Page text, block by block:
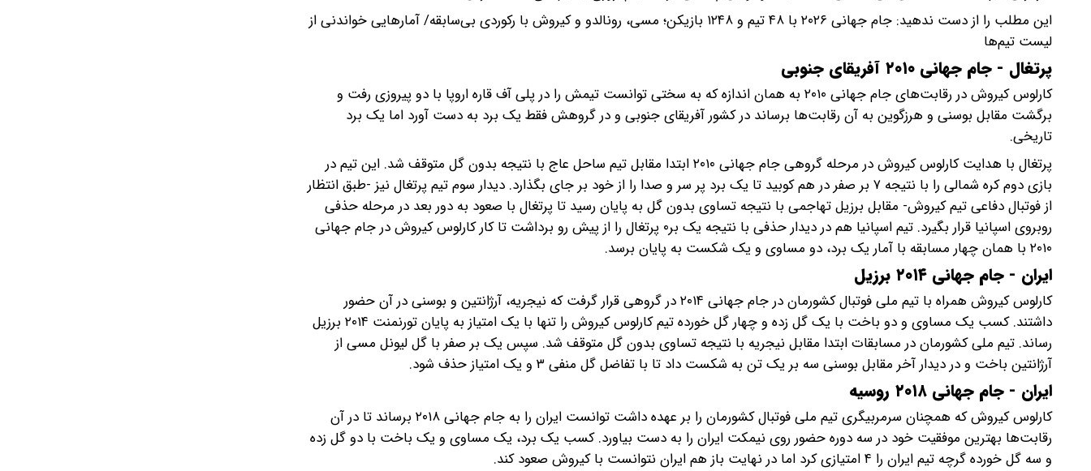
این مطلب را از دست ندهید: جام جهانی ۲۰۲۶ با ۴۸ تیم و ۱۲۴۸ بازیکن؛ مسی، رونالدو و کیروش با رکوردی بی‌سابقه/ آمارهایی خواندنی از
لیست تیم‌ها
پرتغال - جام جهانی ۲۰۱۰ آفریقای جنوبی
کارلوس کیروش در رقابت‌های جام جهانی ۲۰۱۰ به همان اندازه که به سختی توانست تیمش را در پلی آف قاره اروپا با دو پیروزی رفت و
برگشت مقابل بوسنی و هرزگوین به آن رقابت‌ها برساند در کشور آفریقای جنوبی و در گروهش فقط یک برد به دست آورد اما یک برد
تاریخی.
پرتغال با هدایت کارلوس کیروش در مرحله گروهی جام جهانی ۲۰۱۰ ابتدا مقابل تیم ساحل عاج با نتیجه بدون گل متوقف شد. این تیم در
بازی دوم کره شمالی را با نتیجه ۷ بر صفر در هم کوبید تا یک برد پر سر و صدا را از خود بر جای بگذارد. دیدار سوم تیم پرتغال نیز -طبق انتظار
از فوتبال دفاعی تیم کیروش- مقابل برزیل تهاجمی با نتیجه تساوی بدون گل به پایان رسید تا پرتغال با صعود به دور بعد در مرحله حذفی
روبروی اسپانیا قرار بگیرد. تیم اسپانیا هم در دیدار حذفی با نتیجه یک بر۰ پرتغال را از پیش رو برداشت تا کار کارلوس کیروش در جام جهانی
۲۰۱۰ با همان چهار مسابقه با آمار یک برد، دو مساوی و یک شکست به پایان برسد.
ایران - جام جهانی ۲۰۱۴ برزیل
کارلوس کیروش همراه با تیم ملی فوتبال کشورمان در جام جهانی ۲۰۱۴ در گروهی قرار گرفت که نیجریه، آرژانتین و بوسنی در آن حضور
داشتند. کسب یک مساوی و دو باخت با یک گل زده و چهار گل خورده تیم کارلوس کیروش را تنها با یک امتیاز به پایان تورنمنت ۲۰۱۴ برزیل
رساند. تیم ملی کشورمان در مسابقات ابتدا مقابل نیجریه با نتیجه تساوی بدون گل متوقف شد. سپس یک بر صفر با گل لیونل مسی از
آرژانتین باخت و در دیدار آخر مقابل بوسنی سه بر یک تن به شکست داد تا با تفاضل گل منفی ۳ و یک امتیاز حذف شود.
ایران - جام جهانی ۲۰۱۸ روسیه
کارلوس کیروش که همچنان سرمربیگری تیم ملی فوتبال کشورمان را بر عهده داشت توانست ایران را به جام جهانی ۲۰۱۸ برساند تا در آن
رقابت‌ها بهترین موفقیت خود در سه دوره حضور روی نیمکت ایران را به دست بیاورد. کسب یک برد، یک مساوی و یک باخت با دو گل زده
و سه گل خورده گرچه تیم ایران را ۴ امتیازی کرد اما در نهایت باز هم ایران نتوانست با کیروش صعود کند.